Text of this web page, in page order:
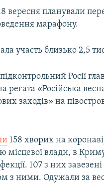
вересня планували
марафону.
участь близько 2,5
Росії
регата «Російська
заходів» на
158 хворих на
місцевої влади, в
107 з них завезені
з ними. Одужали за